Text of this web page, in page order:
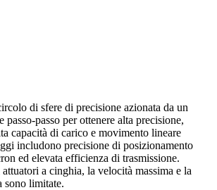
di sfere di precisione azionata da un
passo-passo per ottenere alta precisione,
capacità di carico e movimento lineare
includono precisione di posizionamento
ed elevata efficienza di trasmissione.
a cinghia, la velocità massima e la
sono limitate.